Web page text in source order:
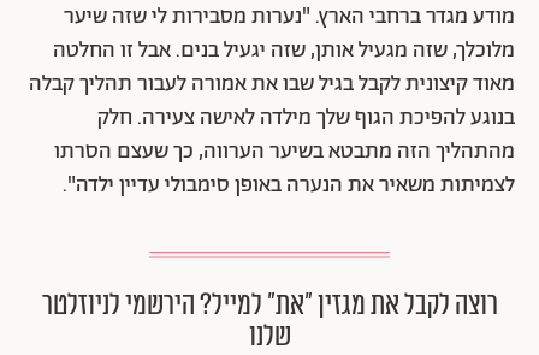
מודע מגדר ברחבי הארץ. "נערות מסבירות לי שזה שיער
מלוכלך, שזה מגעיל אותן, שזה יגעיל בנים. אבל זו החלטה
מאוד קיצונית לקבל בגיל שבו את אמורה לעבור תהליך קבלה
בנוגע להפיכת הגוף שלך מילדה לאישה צעירה. חלק
מהתהליך הזה מתבטא בשיער הערווה, כך שעצם הסרתו
לצמיתות משאיר את הנערה באופן סימבולי עדיין ילדה".
רוצה לקבל את מגזין ״את״ למייל? הירשמי לניוזלטר
שלנו